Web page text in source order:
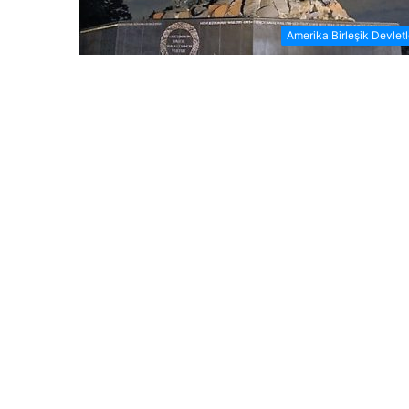
Amerika Birleşik